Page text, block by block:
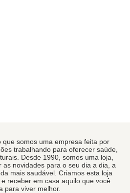
que somos uma empresa feita por
trabalhando para oferecer saúde,
Desde 1990, somos uma loja,
novidades para o seu dia a dia, a
mais saudável. Criamos esta loja
receber em casa aquilo que você
para viver melhor.